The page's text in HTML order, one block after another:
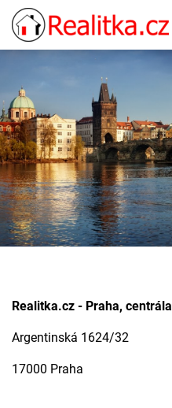
Realitka.cz - Praha, centrála
Argentinská 1624/32
17000 Praha